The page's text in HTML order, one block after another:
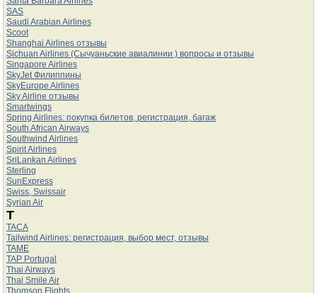
SAS
Saudi Arabian Airlines
Scoot
Shanghai Airlines отзывы
Sichuan Airlines (Сычуаньские авиалинии ) вопросы и отзывы
Singapore Airlines
SkyJet Филиппины
SkyEurope Airlines
Sky Airline отзывы
Smartwings
Spring Airlines: покупка билетов, регистрация, багаж
South African Airways
Southwind Airlines
Spirit Airlines
SriLankan Airlines
Sterling
SunExpress
Swiss, Swissair
Syrian Air
T
TACA
Tailwind Airlines: регистрация, выбор мест, отзывы
TAME
TAP Portugal
Thai Airways
Thai Smile Air
Thomson Flights